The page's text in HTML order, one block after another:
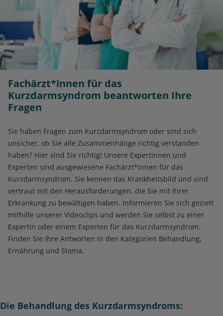
Fachärzt*innen für das
Kurzdarmsyndrom beantworten Ihre
Fragen
Sie haben Fragen zum Kurzdarmsyndrom oder sind sich
unsicher, ob Sie alle Zusammenhänge richtig verstanden
haben? Hier sind Sie richtig! Unsere Expertinnen und
Experten sind ausgewiesene Fachärzt*innen für das
Kurzdarmsyndrom. Sie kennen das Krankheitsbild und sind
vertraut mit den Herausforderungen, die Sie mit Ihrer
Erkrankung zu bewältigen haben. Informieren Sie sich gezielt
mithilfe unserer Videoclips und werden Sie selbst zu einer
Expertin oder einem Experten für das Kurzdarmsyndrom.
Finden Sie Ihre Antworten in den Kategorien Behandlung,
Ernährung und Stoma.
Die Behandlung des Kurzdarmsyndroms: